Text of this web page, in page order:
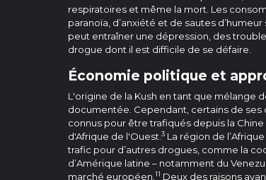
respiratoires et même la mort. Les
paranoïa, d’anxiété et de sautes
peut entraîner une dépression, des
drogue dont il est difficile de se défaire.
Économie politique et
L'origine de la Kush en tant que mélange
documentée. Cependant, certains de
connus pour être trafiqués depuis la
d'Afrique de l'Ouest. 3 La région de
trafic pour d’autres drogues, comme la
d’Amérique latine – notamment du
marché européen. 11 Deux des raisons